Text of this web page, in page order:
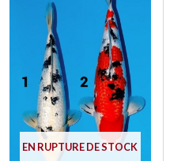
EN RUPTURE DE STOCK
à
495,00 €
plusieurs
variations.
options
peuvent
être
choisies